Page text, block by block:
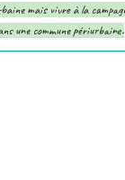
mais vivre à la
une commune périurbaine.